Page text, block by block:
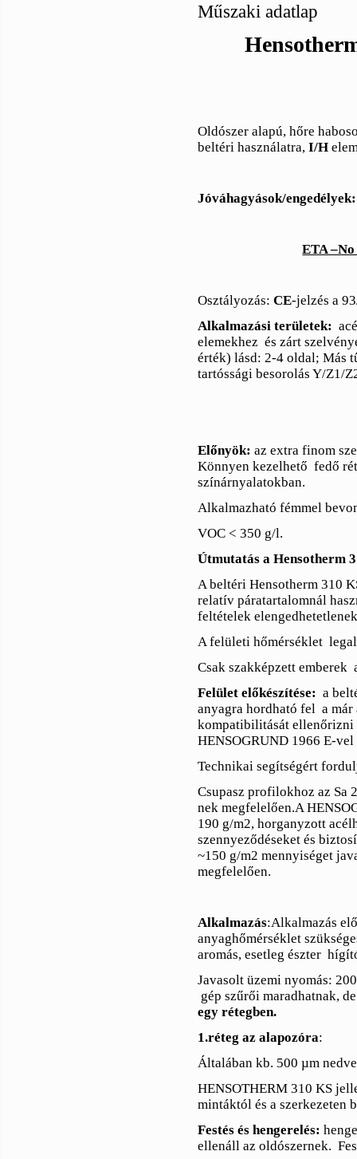
Műszaki adatlap
Oldószer alapú, hőre
beltéri használatra, I/H
Jóváhagyások/engedélyek:
ETA
Osztályozás: CE-jelzés a
Alkalmazási területek:
elemekhez és zárt
érték) lásd: 2-4 oldal; Más
tartóssági besorolás Y/Z1/
Előnyök: az extra finom
Könnyen kezelhető fedő
színárnyalatokban.
Alkalmazható fémmel
VOC < 350 g/l.
Útmutatás a Hensotherm
A beltéri Hensotherm 310
relatív páratartalomnál
feltételek
A felületi hőmérséklet
Csak szakképzett emberek
Felület előkészítése: a
anyagra hordható fel a
kompatibilitását ellenőrizni
HENSOGRUND 1966 E-
Technikai segítségért
Csupasz profilokhoz az Sa
nek megfelelően.A
190 g/m2, horganyzott
szennyeződéseket és
~150 g/m2 mennyiséget
megfelelően.
Alkalmazás:Alkalmazás
anyaghőmérséklet
aromás, esetleg észter
Javasolt üzemi nyomás:
gép szűrői maradhatnak,
egy rétegben.
1.réteg az alapozóra:
Általában kb. 500 µm
HENSOTHERM 310 KS
mintáktól és a szerkezeten
Festés és hengerelés:
ellenáll az oldószernek.